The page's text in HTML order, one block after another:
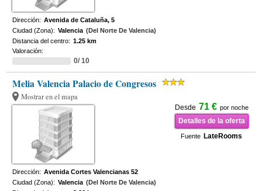
Dirección: Avenida de Cataluña, 5
Ciudad (Zona): Valencia (Del Norte De Valencia)
Distancia del centro: 1.25 km
Valoración:
0/ 10
Melia Valencia Palacio de Congresos
Mostrar en el mapa
Desde 71 € por noche
Detalles de la oferta
Fuente LateRooms
Dirección: Avenida Cortes Valencianas 52
Ciudad (Zona): Valencia (Del Norte De Valencia)